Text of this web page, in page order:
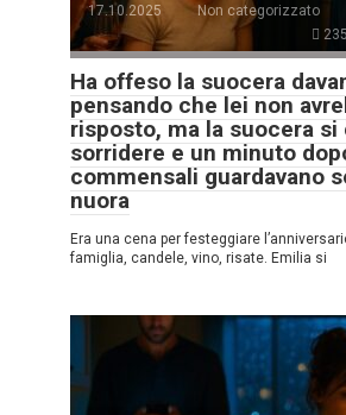
17.10.2025
Non categorizzato
Ha offeso la suocera
pensando che lei non
risposto, ma la suocera si
sorridere e un minuto
commensali guardavano
nuora
Era una cena per festeggiare
famiglia, candele, vino, risate. Emilia si